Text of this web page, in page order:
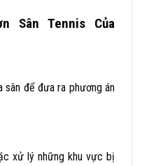
Sân Tennis Của
sân để đưa ra phương án
xử lý những khu vực bị